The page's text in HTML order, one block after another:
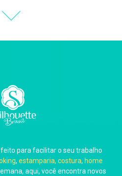
para facilitar o seu trabalho
, estamparia, costura, home
aqui, você encontra novos